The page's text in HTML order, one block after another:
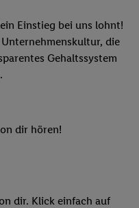
Einstieg bei uns lohnt!
die
Gehaltssystem
dir hören!
dir. Klick einfach auf